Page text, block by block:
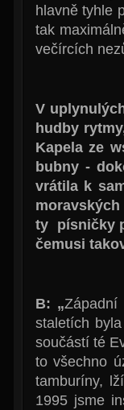
hlavně tyhle
tak
večírcích
V
hudby
Kapela ze
bubny -
vrátila k
moravských
ty písničky
čemusi
B: „Západní
staletích
součástí té
to všechno
tamburíny,
1995 jsme